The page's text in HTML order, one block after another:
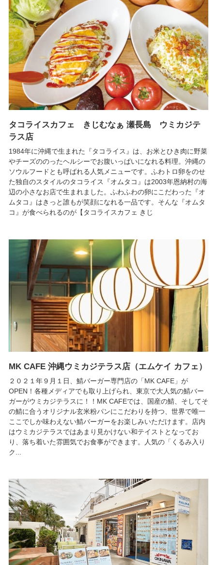
タコライスカフェ きじむなぁ 瀬長島 ウミカジテ
ラス店
1984年に沖縄で生まれた『タコライス』は、お米とひき肉に野菜
やチーズののったヘルシーでお腹いっぱいになれる料理。沖縄の
ソウルフードとも呼ばれる人気メニューです。ふわトロ卵をのせ
た独自のスタイルのタコライス『オムタコ』は2003年恩納村の海
辺の小さなお店で生まれました。ふわふわの卵にこだわった『オ
ムタコ』はきっと誰もが笑顔になれる一品です。そんな『オムタ
コ』が食べられるのが【タコライスカフェ きじ
MK CAFE 沖縄ウミカジテラス店（エムケイ カフェ）
２０２１年９月１日、鯖バーガー専門店の「MK CAFE」が
OPEN！各種メディアでも取り上げられ、東京で大人気の鯖バー
ガーがウミカジテラスに！！MK CAFEでは、国産の鯖、そしてそ
の鯖に合うオリジナル玄米粉パンにこだわりを持つ、世界で唯一
ここでしか味わえない鯖バーガーをお楽しみいただけます。店内
はウミカジテラスではあまり見かけない和テイストとなってお
り、落ち着いた雰囲気でお食事ができます。人気の「くるみ入り
ク...